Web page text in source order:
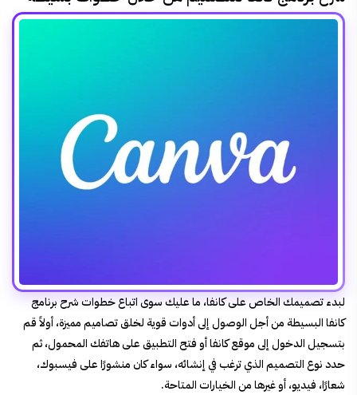
لبدء تصميمك الخاص على كانفا، ما عليك سوى اتباع خطوات شرح برنامج
كانفا البسيطة من أجل الوصول إلى أدوات قوية لخلق تصاميم مميزة، أولاً قم
بتسجيل الدخول إلى موقع كانفا أو فتح التطبيق على هاتفك المحمول، ثم
حدد نوع التصميم الذي ترغب في إنشائه، سواء كان منشورًا على فيسبوك،
شعارًا، فيديو، أو غيرها من الخيارات المتاحة.